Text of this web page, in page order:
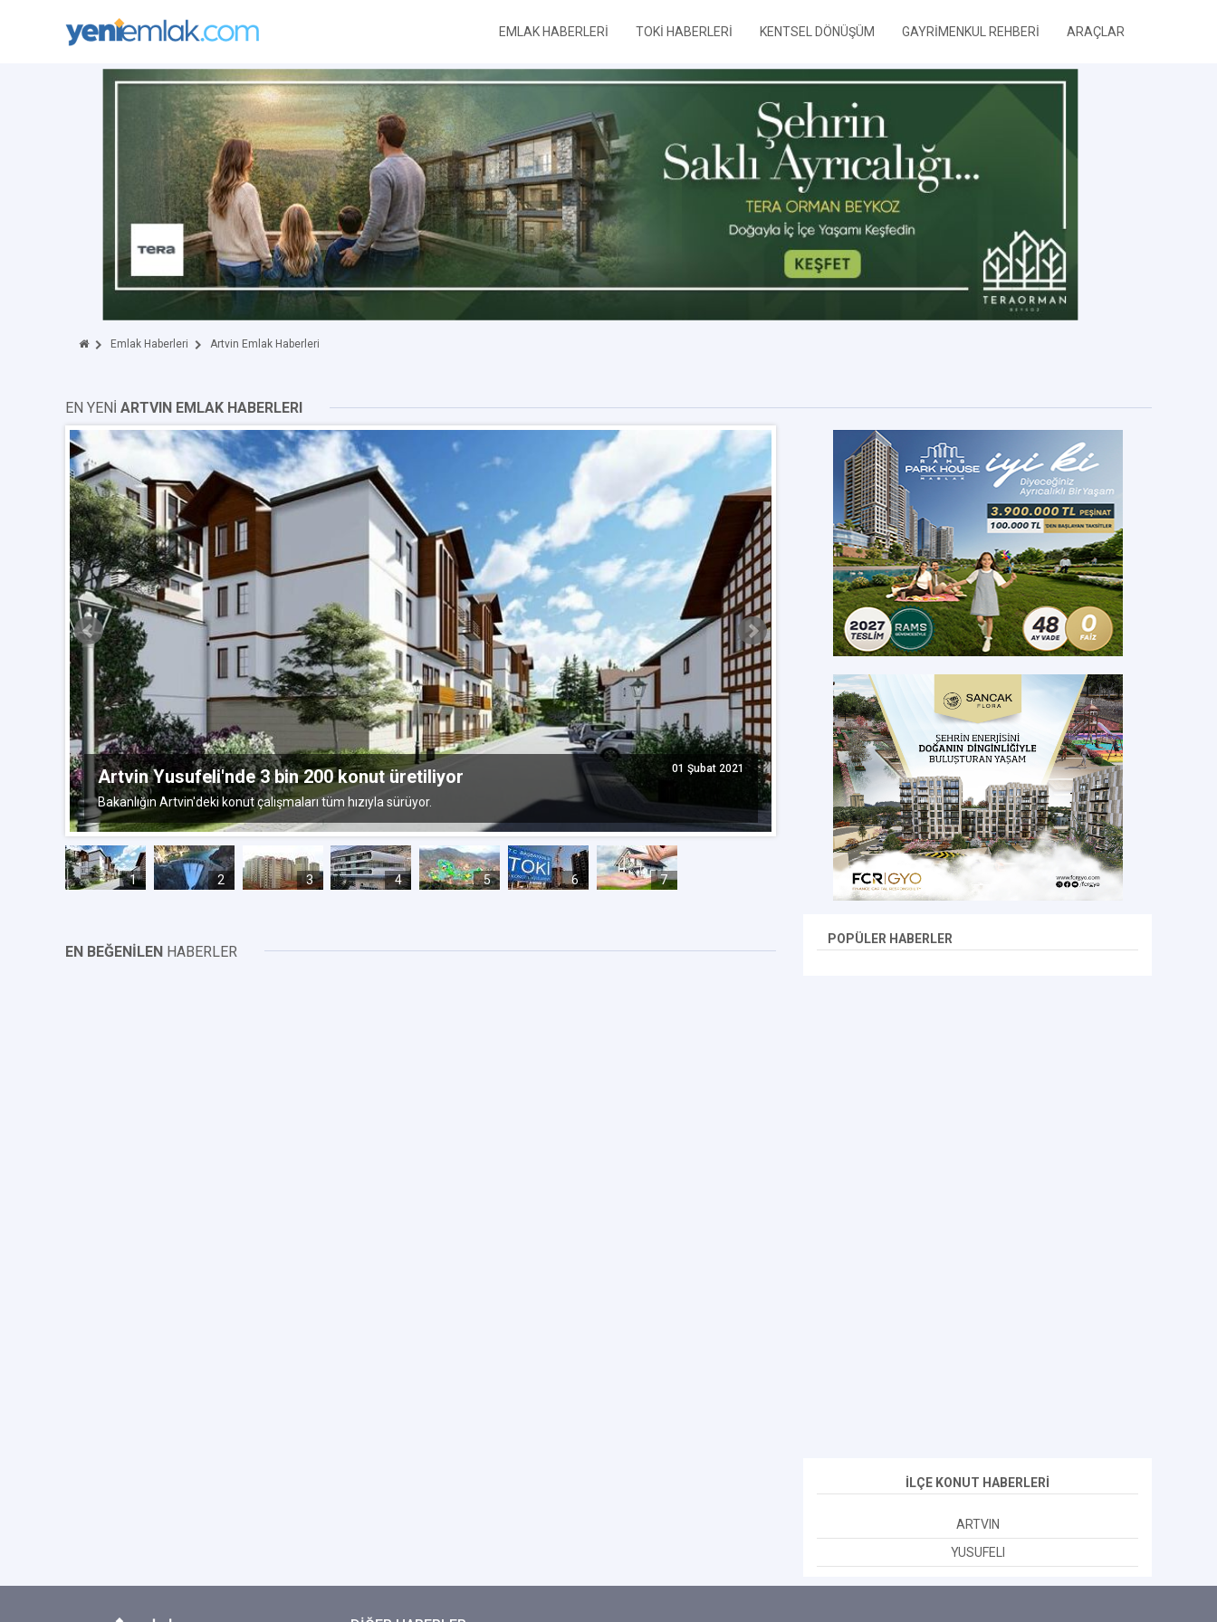
EMLAK HABERLERİ TOKİ HABERLERİ KENTSEL DÖNÜŞÜM GAYRİMENKUL REHBERİ ARAÇLAR
Emlak Haberleri Artvin Emlak Haberleri
EN YENİ ARTVIN EMLAK HABERLERI
Artvin Yusufeli'nde 3 bin 200 konut üretiliyor 01 Şubat 2021
Bakanlığın Artvin'deki konut çalışmaları tüm hızıyla sürüyor.
Bakan Eroğlu: Yeni Yusufeli'nin 596 hektarı
kamulaştırıldı
Bakan Eroğlu, Yusufeli Barajı'yla ilgili yaptığı açıklamada, 275 metrelik
Türkiye'nin ise en yüksek barajı olacağını dile getirdi.
1 2 3 4 5 6 7
EN BEĞENİLEN HABERLER
POPÜLER HABERLER
İLÇE KONUT HABERLERİ
ARTVIN
YUSUFELI